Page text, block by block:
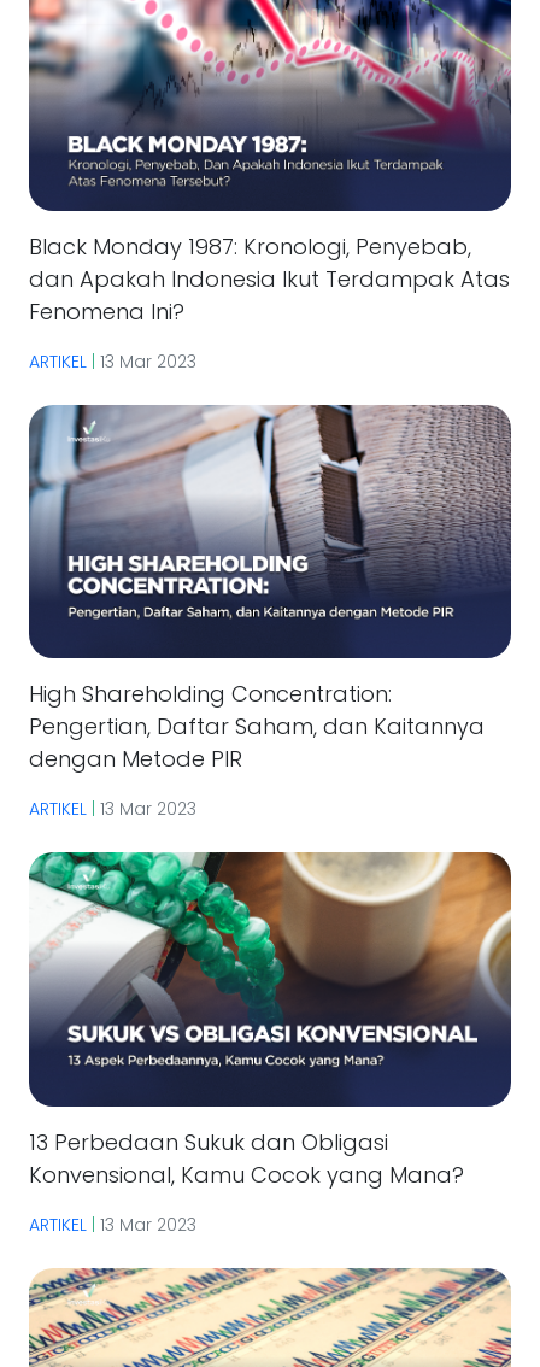
Black Monday 1987: Kronologi, Penyebab,
dan Apakah Indonesia Ikut Terdampak Atas
Fenomena Ini?
ARTIKEL | 13 Mar 2023
High Shareholding Concentration:
Pengertian, Daftar Saham, dan Kaitannya
dengan Metode PIR
ARTIKEL 13 Mar 2023
13 Perbedaan Sukuk dan Obligasi
Konvensional, Kamu Cocok yang Mana?
ARTIKEL | 13 Mar 2023